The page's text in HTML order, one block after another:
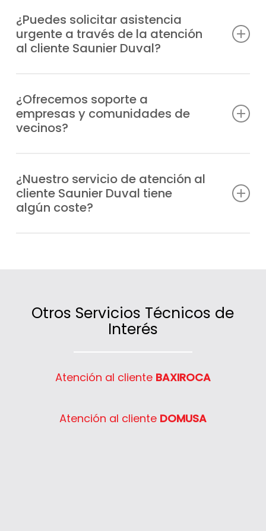
o escribirnos un WhatsApp; siempre
tendrás respuesta profesional.
¿Puedes solicitar asistencia
urgente a través de la atención
al cliente Saunier Duval?
urgencias de manera prioritaria y envía un
técnico especializado a cualquier zona de
Moratalaz en el menor tiempo posible.
¿Ofrecemos soporte a
empresas y comunidades de
vecinos?
comunidades de vecinos y negocios de
Moratalaz que necesiten información,
asesoramiento o asistencia técnica.
¿Nuestro servicio de atención al
cliente Saunier Duval tiene
algún coste?
Otros Servicios Técnicos de
Interés
Atención al cliente BAXIROCA
Atención al cliente DOMUSA